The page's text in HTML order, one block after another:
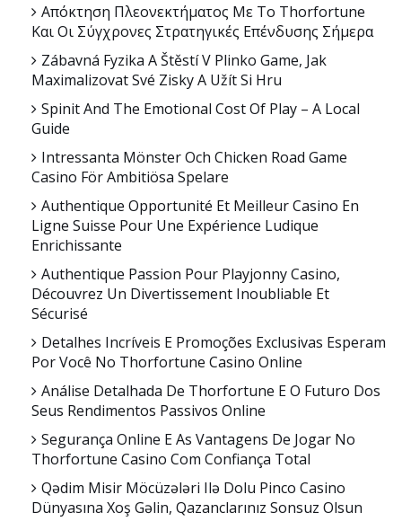
Απόκτηση Πλεονεκτήματος Με Το Thorfortune
Και Οι Σύγχρονες Στρατηγικές Επένδυσης Σήμερα
Zábavná Fyzika A Štěstí V Plinko Game, Jak
Maximalizovat Své Zisky A Užít Si Hru
Spinit And The Emotional Cost Of Play – A Local
Guide
Intressanta Mönster Och Chicken Road Game
Casino För Ambitiösa Spelare
Authentique Opportunité Et Meilleur Casino En
Ligne Suisse Pour Une Expérience Ludique
Enrichissante
Authentique Passion Pour Playjonny Casino,
Découvrez Un Divertissement Inoubliable Et
Sécurisé
Detalhes Incríveis E Promoções Exclusivas Esperam
Por Você No Thorfortune Casino Online
Análise Detalhada De Thorfortune E O Futuro Dos
Seus Rendimentos Passivos Online
Segurança Online E As Vantagens De Jogar No
Thorfortune Casino Com Confiança Total
Qədim Misir Möcüzələri Ilə Dolu Pinco Casino
Dünyasına Xoş Gəlin, Qazanclarınız Sonsuz Olsun